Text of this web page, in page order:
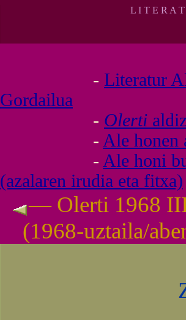
L I T E R A
- Literatur
Gordailua
- Olerti
- Ale honen
- Ale honi
(azalaren irudia eta fitxa)
— Olerti 1968
(1968-uztaila/